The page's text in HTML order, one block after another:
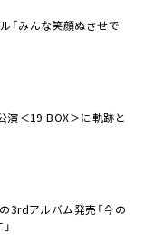
「みんな笑顔ぬさせで
演＜19 BOX＞に軌跡と
3rdアルバム発売「今の